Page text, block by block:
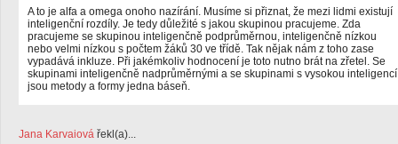
A to je alfa a omega onoho nazírání. Musíme si přiznat, že mezi lidmi existují
inteligenční rozdíly. Je tedy důležité s jakou skupinou pracujeme. Zda
pracujeme se skupinou inteligenčně podprůměrnou, inteligenčně nízkou
nebo velmi nízkou s počtem žáků 30 ve třídě. Tak nějak nám z toho zase
vypadává inkluze. Při jakémkoliv hodnocení je toto nutno brát na zřetel. Se
skupinami inteligenčně nadprůměrnými a se skupinami s vysokou inteligencí
jsou metody a formy jedna báseň.
Jana Karvaiová řekl(a)...